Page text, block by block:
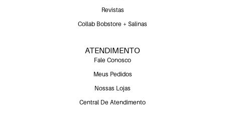
Revistas
Collab Bobstore + Salinas
ATENDIMENTO
Fale Conosco
Meus Pedidos
Nossas Lojas
Central De Atendimento